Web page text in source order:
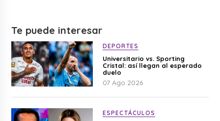
Te puede interesar
DEPORTES
Universitario vs. Sporting
Cristal: así llegan al esperado
duelo
07 Ago 2026
ESPECTÁCULOS